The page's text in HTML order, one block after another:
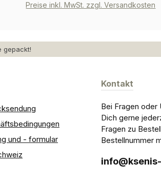
Preise inkl. MwSt. zzgl. Versandkosten
gepackt!
und - formular
Kontakt
Bei Fragen oder
Dich gerne
Fragen zu
Bestellnummer